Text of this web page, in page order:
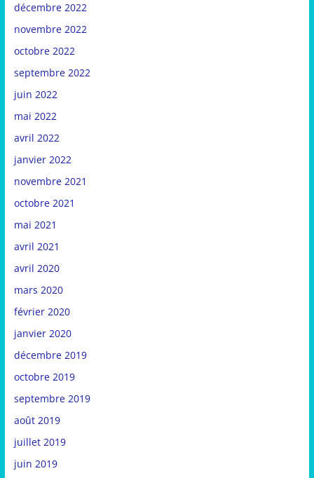
décembre 2022
novembre 2022
octobre 2022
septembre 2022
juin 2022
mai 2022
avril 2022
janvier 2022
novembre 2021
octobre 2021
mai 2021
avril 2021
avril 2020
mars 2020
février 2020
janvier 2020
décembre 2019
octobre 2019
septembre 2019
août 2019
juillet 2019
juin 2019